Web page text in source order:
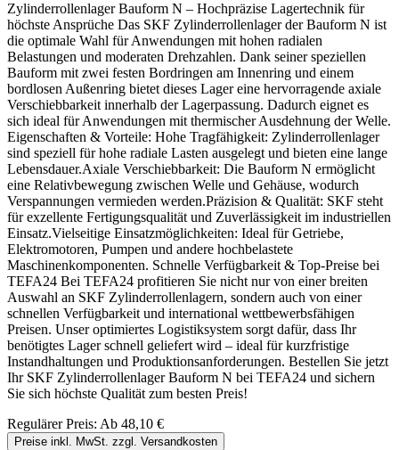
Zylinderrollenlager Bauform N – Hochpräzise Lagertechnik für
höchste Ansprüche Das SKF Zylinderrollenlager der Bauform N ist
die optimale Wahl für Anwendungen mit hohen radialen
Belastungen und moderaten Drehzahlen. Dank seiner speziellen
Bauform mit zwei festen Bordringen am Innenring und einem
bordlosen Außenring bietet dieses Lager eine hervorragende axiale
Verschiebbarkeit innerhalb der Lagerpassung. Dadurch eignet es
sich ideal für Anwendungen mit thermischer Ausdehnung der Welle.
Eigenschaften & Vorteile: Hohe Tragfähigkeit: Zylinderrollenlager
sind speziell für hohe radiale Lasten ausgelegt und bieten eine lange
Lebensdauer.Axiale Verschiebbarkeit: Die Bauform N ermöglicht
eine Relativbewegung zwischen Welle und Gehäuse, wodurch
Verspannungen vermieden werden.Präzision & Qualität: SKF steht
für exzellente Fertigungsqualität und Zuverlässigkeit im industriellen
Einsatz.Vielseitige Einsatzmöglichkeiten: Ideal für Getriebe,
Elektromotoren, Pumpen und andere hochbelastete
Maschinenkomponenten. Schnelle Verfügbarkeit & Top-Preise bei
TEFA24 Bei TEFA24 profitieren Sie nicht nur von einer breiten
Auswahl an SKF Zylinderrollenlagern, sondern auch von einer
schnellen Verfügbarkeit und international wettbewerbsfähigen
Preisen. Unser optimiertes Logistiksystem sorgt dafür, dass Ihr
benötigtes Lager schnell geliefert wird – ideal für kurzfristige
Instandhaltungen und Produktionsanforderungen. Bestellen Sie jetzt
Ihr SKF Zylinderrollenlager Bauform N bei TEFA24 und sichern
Sie sich höchste Qualität zum besten Preis!
Regulärer Preis: Ab 48,10 €
Preise inkl. MwSt. zzgl. Versandkosten